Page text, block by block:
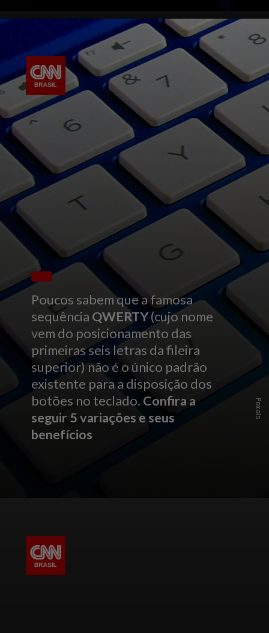
Poucos sabem que a famosa
sequência QWERTY(cujo nome
vem do posicionamento das
primeiras seis letras da fileira
superior) não é o único padrão
existente para a disposição dos
botões no teclado. Confira a
seguir 5 variações e seus
benefícios
Pexels